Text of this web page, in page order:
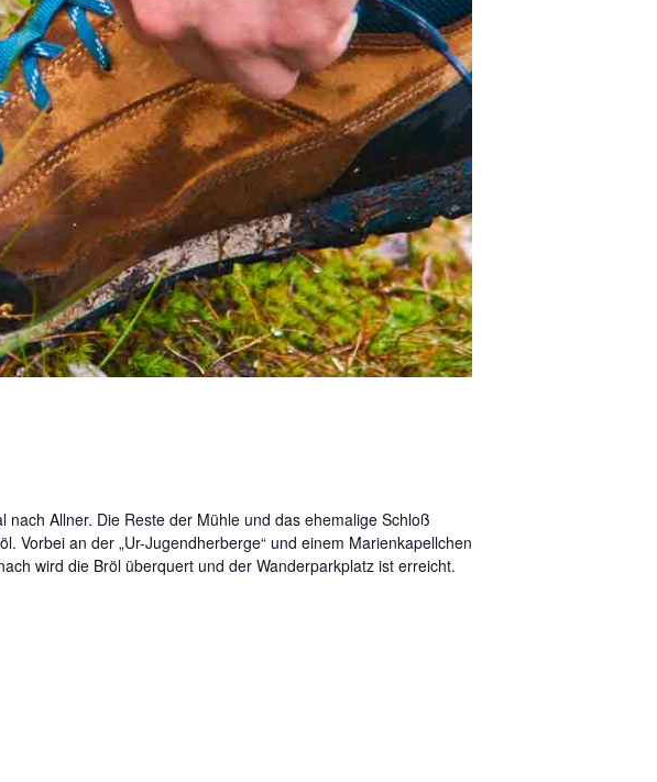
Allner. Die Reste der Mühle und das ehemalige Schloß
Vorbei an der „Ur-Jugendherberge“ und einem Marienkapellchen
wird die Bröl überquert und der Wanderparkplatz ist erreicht.